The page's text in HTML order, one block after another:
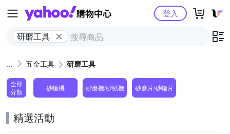
Yahoo購物中心
研磨工具
登入
五金工具 研磨工具
全部
分類
砂輪機 砂磨機/砂紙機 砂磨片/砂輪片
精選活動